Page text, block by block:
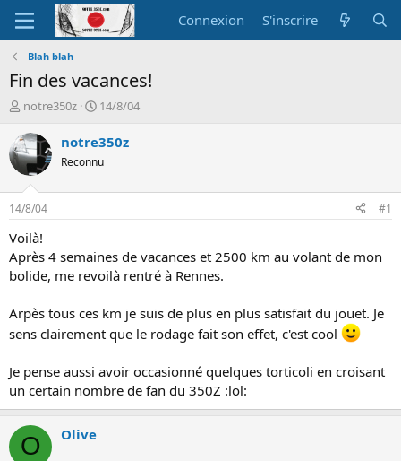
Connexion S'inscrire
Blah blah
Fin des vacances!
A
t
e
u
r
d
e
l
d
i
c
u
i
o
n
notre350z
D
t
d
é
t
14/8/04
notre350z
Reconnu
14/8/04 #1
Voilà!
Après 4 semaines de vacances et 2500 km au volant de mon
bolide, me revoilà rentré à Rennes.
Arpès tous ces km je suis de plus en plus satisfait du jouet. Je
sens clairement que le rodage fait son effet, c'est cool
Je pense aussi avoir occasionné quelques torticoli en croisant
un certain nombre de fan du 350Z :lol:
O Olive